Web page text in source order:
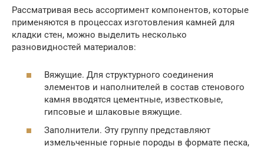
Рассматривая весь ассортимент компонентов, которые
применяются в процессах изготовления камней для
кладки стен, можно выделить несколько
разновидностей материалов:
Вяжущие. Для структурного соединения
элементов и наполнителей в состав стенового
камня вводятся цементные, известковые,
гипсовые и шлаковые вяжущие.
Заполнители. Эту группу представляют
измельченные горные породы в формате песка,